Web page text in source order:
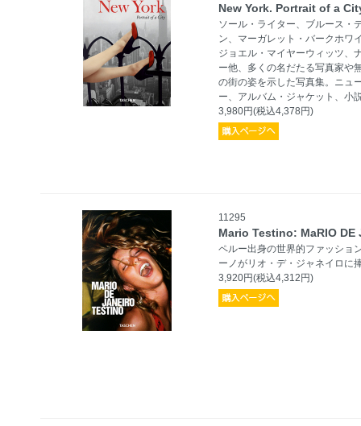
New York. Portrait of a
ソール・ライター、ブルース・
ン、マーガレット・バークホワ
ジョエル・マイヤーウィッツ、
ー他、多くの名だたる写真家や
の街の姿を示した写真集。ニュ
ー、アルバム・ジャケット、小
3,980円(税込4,378円)
11295
Mario Testino: MaRIO DE
ペルー出身の世界的ファッショ
ーノがリオ・デ・ジャネイロに
3,920円(税込4,312円)